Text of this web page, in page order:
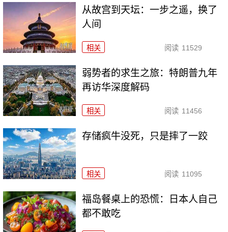
从故宫到天坛：一步之遥，换了
人间
相关 阅读 11529
弱势者的求生之旅：特朗普九年
再访华深度解码
相关 阅读 11456
存储疯牛没死，只是摔了一跤
相关 阅读 11095
福岛餐桌上的恐慌：日本人自己
都不敢吃